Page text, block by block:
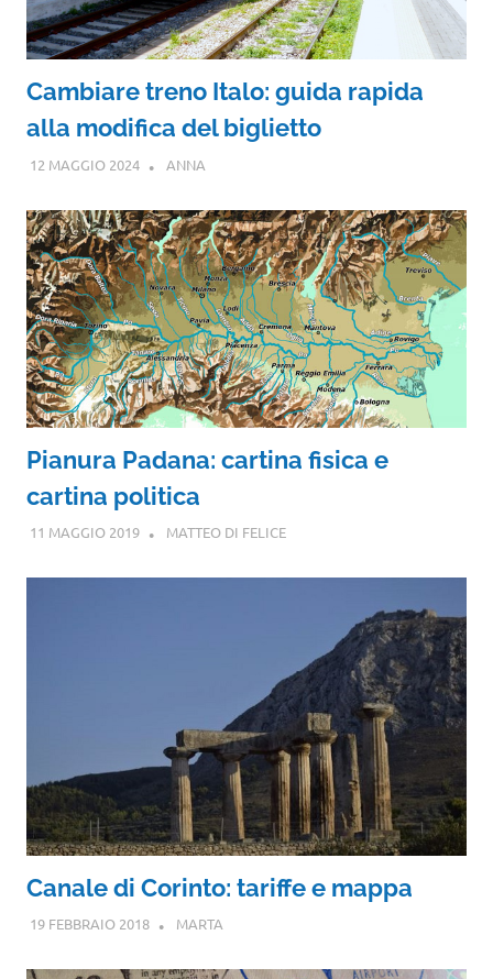
Cambiare treno Italo: guida rapida
alla modifica del biglietto
12 MAGGIO 2024 ANNA
Pianura Padana: cartina fisica e
cartina politica
11 MAGGIO 2019 MATTEO DI FELICE
Canale di Corinto: tariffe e mappa
19 FEBBRAIO 2018 MARTA